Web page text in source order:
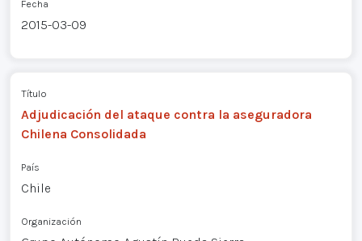
Fecha
2015-03-09
Título
Adjudicación del ataque contra la aseguradora
Chilena Consolidada
País
Chile
Organización